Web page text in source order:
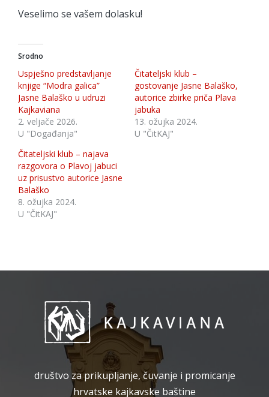
Veselimo se vašem dolasku!
Srodno
Uspješno predstavljanje
knjige “Modra galica”
Jasne Balaško u udruzi
Kajkaviana
2. veljače 2026.
U "Događanja"
Čitateljski klub –
gostovanje Jasne Balaško,
autorice zbirke priča Plava
jabuka
13. ožujka 2024.
U "ČitKAJ"
Čitateljski klub – najava
razgovora o Plavoj jabuci
uz prisustvo autorice Jasne
Balaško
8. ožujka 2024.
U "ČitKAJ"
društvo za prikupljanje, čuvanje i promicanje
hrvatske kajkavske baštine